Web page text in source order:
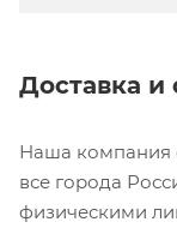
Доставка и
Наша компания
все города
физическими